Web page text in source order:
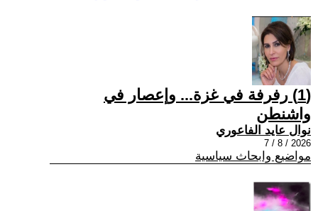
(1) رفرفة في غزة... وإعصار في
واشنطن
نوال عايد الفاعوري
2026 / 8 / 7
مواضيع وابحاث سياسية